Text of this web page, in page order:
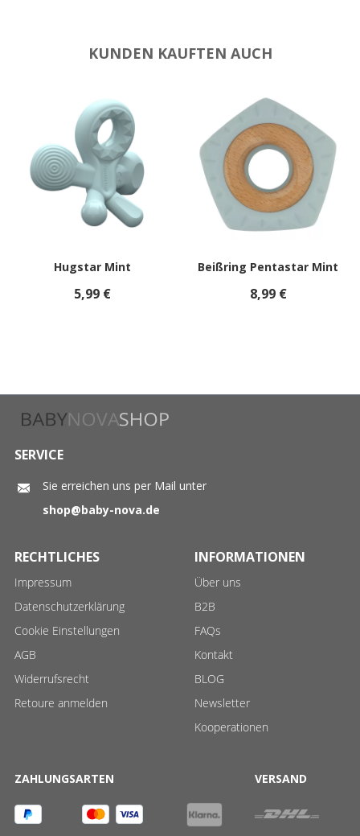
KUNDEN KAUFTEN AUCH
Hugstar Mint
5,99 €
Beißring Pentastar Mint
8,99 €
SERVICE
Sie erreichen uns per Mail unter
shop@baby-nova.de
RECHTLICHES
Impressum
Datenschutzerklärung
Cookie Einstellungen
AGB
Widerrufsrecht
Retoure anmelden
INFORMATIONEN
Über uns
B2B
FAQs
Kontakt
BLOG
Newsletter
Kooperationen
ZAHLUNGSARTEN VERSAND